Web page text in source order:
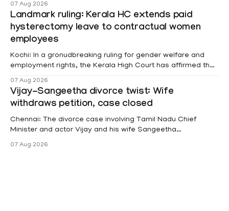
07 Aug 2026
Landmark ruling: Kerala HC extends paid
hysterectomy leave to contractual women
employees
Kochi: In a gronudbreaking ruling for gender welfare and
employment rights, the Kerala High Court has affirmed that
projects are eligible for paid medical leave following
hysterectomy surgery under the Kerala Service Rules
(KSR). The court noted that since essential benefits like
maternity
07 Aug 2026
Vijay-Sangeetha divorce twist: Wife
withdraws petition, case closed
Chennai: The divorce case involving Tamil Nadu Chief
Minister and actor Vijay and his wife Sangeetha
Sowrnalingam has taken a new turn after Sangeetha
07 Aug 2026